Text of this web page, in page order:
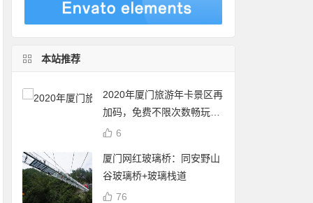
本站推荐
2020年厦门旅游年卡景区再
加码，免费不限次数畅玩24
个景点
6
厦门网红玻璃桥：同安野山
谷玻璃桥+玻璃栈道
76